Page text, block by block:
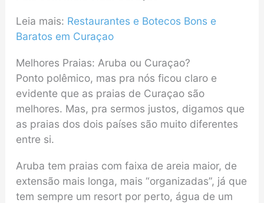
Leia mais: Restaurantes e Botecos Bons e
Baratos em Curaçao
Melhores Praias: Aruba ou Curaçao?
Ponto polêmico, mas pra nós ficou claro e
evidente que as praias de Curaçao são
melhores. Mas, pra sermos justos, digamos que
as praias dos dois países são muito diferentes
entre si.
Aruba tem praias com faixa de areia maior, de
extensão mais longa, mais “organizadas”, já que
tem sempre um resort por perto, água de um